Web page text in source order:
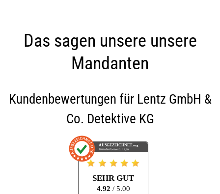
Das sagen unsere unsere
Mandanten
Kundenbewertungen für Lentz GmbH &
Co. Detektive KG
AUSGEZEICHNET .org
Kundenbewertungen
SEHR GUT
4.92 / 5.00